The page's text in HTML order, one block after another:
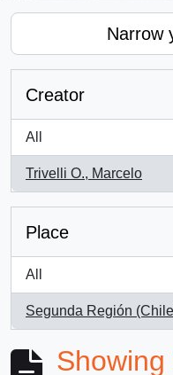
Narrow
Creator
All
Trivelli O., Marcelo
, 1 results
Place
All
Segunda Región
, 1 results